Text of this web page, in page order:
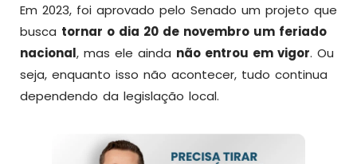
Em 2023, foi aprovado pelo Senado um projeto que
busca tornar o dia 20 de novembro um feriado
nacional, mas ele ainda não entrou em vigor. Ou
seja, enquanto isso não acontecer, tudo continua
dependendo da legislação local.